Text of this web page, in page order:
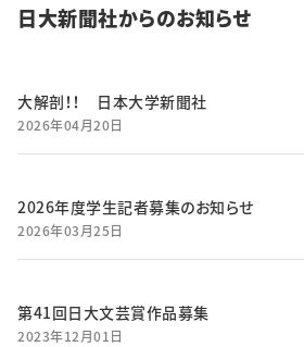
日大新聞社からのお知らせ
大解剖！！ 日本大学新聞社
2026年04月20日
2026年度学生記者募集のお知らせ
2026年03月25日
第41回日大文芸賞作品募集
2023年12月01日